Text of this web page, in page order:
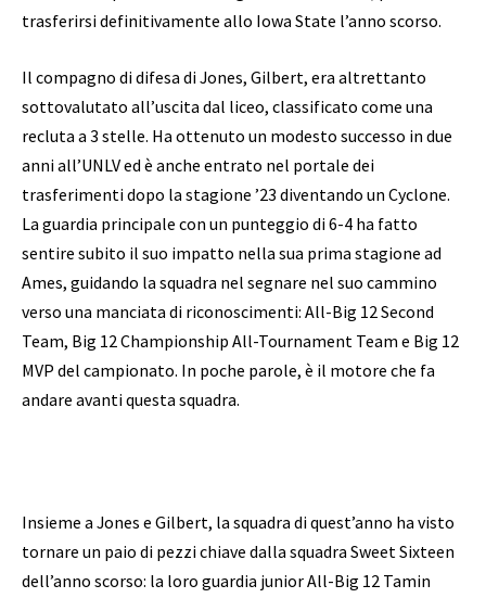
trasferirsi definitivamente allo Iowa State l’anno scorso.
Il compagno di difesa di Jones, Gilbert, era altrettanto
sottovalutato all’uscita dal liceo, classificato come una
recluta a 3 stelle. Ha ottenuto un modesto successo in due
anni all’UNLV ed è anche entrato nel portale dei
trasferimenti dopo la stagione ’23 diventando un Cyclone.
La guardia principale con un punteggio di 6-4 ha fatto
sentire subito il suo impatto nella sua prima stagione ad
Ames, guidando la squadra nel segnare nel suo cammino
verso una manciata di riconoscimenti: All-Big 12 Second
Team, Big 12 Championship All-Tournament Team e Big 12
MVP del campionato. In poche parole, è il motore che fa
andare avanti questa squadra.
Insieme a Jones e Gilbert, la squadra di quest’anno ha visto
tornare un paio di pezzi chiave dalla squadra Sweet Sixteen
dell’anno scorso: la loro guardia junior All-Big 12 Tamin